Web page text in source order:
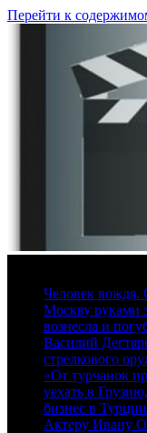
Перейти к
Человек вождя.
Москву руками
вознесла и
Василий
стрелкового
«От турчанок
уехать в
бизнес в Турции
Актеру Ивану